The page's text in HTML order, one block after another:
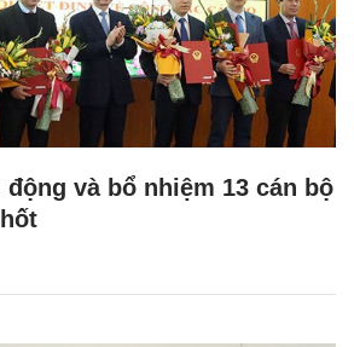
động và bổ nhiệm 13 cán bộ